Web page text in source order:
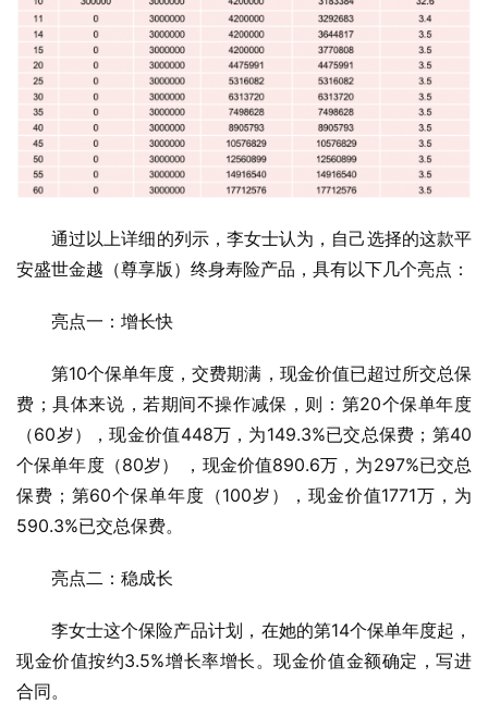
通过以上详细的列示，李女士认为，自己选择的这款平
安盛世金越（尊享版）终身寿险产品，具有以下几个亮点：
亮点一：增长快
第10个保单年度，交费期满，现金价值已超过所交总保
费；具体来说，若期间不操作减保，则：第20个保单年度
（60岁），现金价值448万，为149.3%已交总保费；第40
个保单年度（80岁） ，现金价值890.6万，为297%已交总
保费；第60个保单年度（100岁），现金价值1771万，为
590.3%已交总保费。
亮点二：稳成长
李女士这个保险产品计划，在她的第14个保单年度起，
现金价值按约3.5%增长率增长。现金价值金额确定，写进
合同。